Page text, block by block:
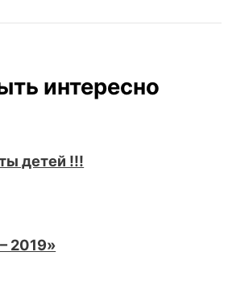
интересно
детей !!!
2019»